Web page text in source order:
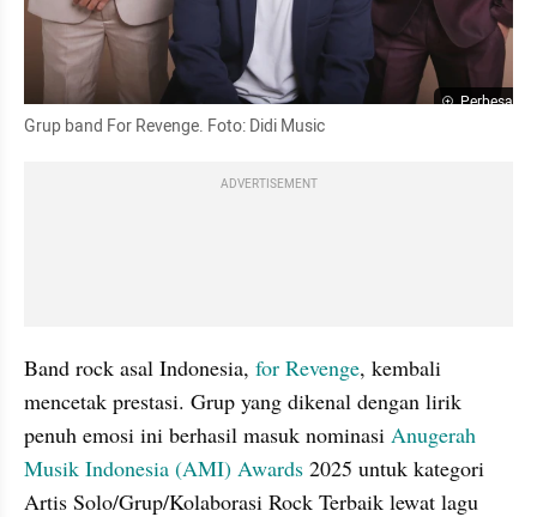
Perbesar
Grup band For Revenge. Foto: Didi Music
ADVERTISEMENT
Band rock asal Indonesia, for Revenge, kembali
mencetak prestasi. Grup yang dikenal dengan lirik
penuh emosi ini berhasil masuk nominasi Anugerah
Musik Indonesia (AMI) Awards 2025 untuk kategori
Artis Solo/Grup/Kolaborasi Rock Terbaik lewat lagu